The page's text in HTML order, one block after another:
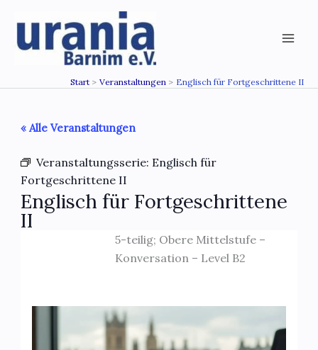
Inhalt
springen
Start Veranstaltungen Englisch für Fortgeschrittene II
« Alle Veranstaltungen
Veranstaltungsserie: Englisch für
Fortgeschrittene II
Englisch für Fortgeschrittene
II
5-teilig; Obere Mittelstufe –
Konversation – Level B2